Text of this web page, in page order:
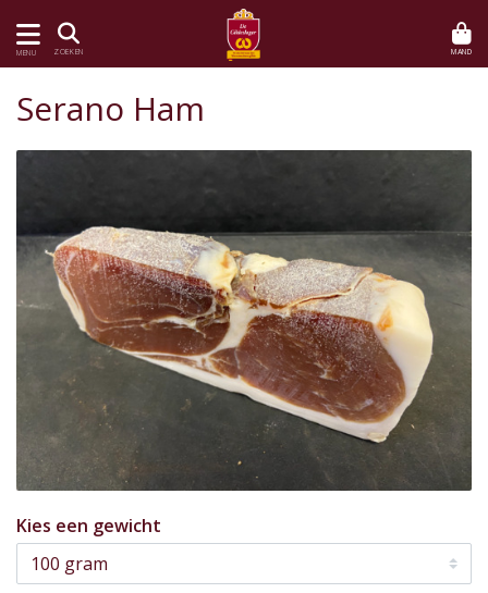
MENU ZOEKEN MAND
Serano Ham
Kies een gewicht